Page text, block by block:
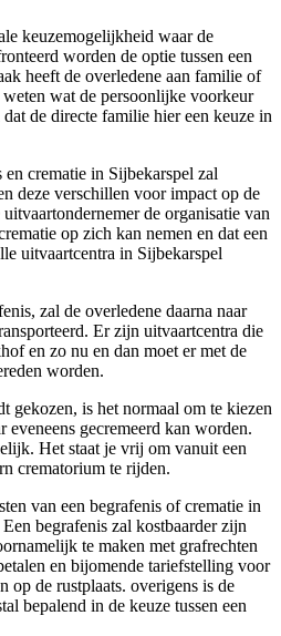
keuzemogelijkheid waar de
worden de optie tussen een
heeft de overledene aan familie of
wat de persoonlijke voorkeur
de directe familie hier een keuze in
crematie in Sijbekarspel zal
deze verschillen voor impact op de
de organisatie van
op zich kan nemen en dat een
uitvaartcentra in Sijbekarspel
zal de overledene daarna naar
Er zijn uitvaartcentra die
en zo nu en dan moet er met de
worden.
gekozen, is het normaal om te kiezen
eveneens gecremeerd kan worden.
Het staat je vrij om vanuit een
crematorium te rijden.
van een begrafenis of crematie in
begrafenis zal kostbaarder zijn
te maken met grafrechten
en bijomende tariefstelling voor
op de rustplaats. overigens is de
bepalend in de keuze tussen een